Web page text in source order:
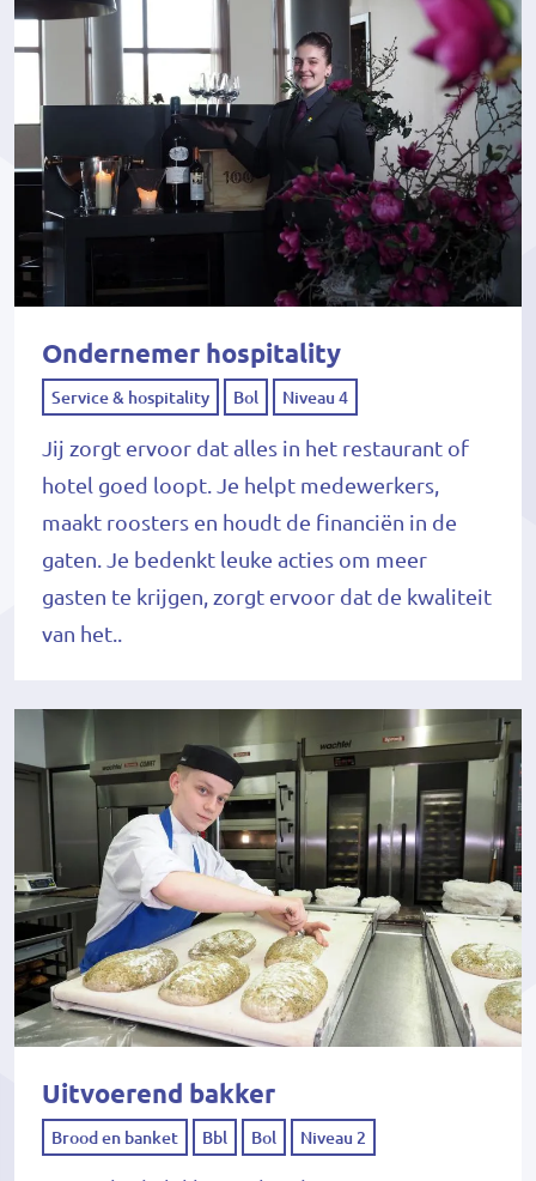
Ondernemer hospitality
Service & hospitality Bol Niveau 4
Jij zorgt ervoor dat alles in het restaurant of
hotel goed loopt. Je helpt medewerkers,
maakt roosters en houdt de financiën in de
gaten. Je bedenkt leuke acties om meer
gasten te krijgen, zorgt ervoor dat de kwaliteit
van het..
Uitvoerend bakker
Brood en banket Bbl Bol Niveau 2